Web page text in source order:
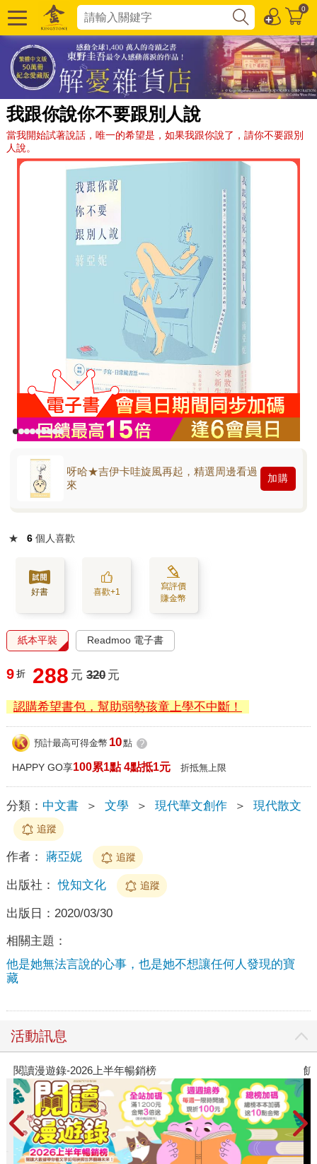
0
我跟你說你不要跟別人說
當我開始試著說話，唯一的希望是，如果我跟你說了，請你不要跟別
人說。
呀哈★吉伊卡哇旋風再起，精選周邊看過
來
加購
★ 6 個人喜歡
好書 喜歡+1
寫評價
賺金幣
紙本平裝 Readmoo 電子書
9 折 288 元 320 元
認購希望書包，幫助弱勢孩童上學不中斷！
預計最高可得金幣 10點 ?
HAPPY GO享100累1點 4點抵1元 折抵無上限
分類： 中文書 ＞ 文學 ＞ 現代華文創作 ＞ 現代散文
追蹤
作者： 蔣亞妮 追蹤
出版社： 悅知文化 追蹤
出版日： 2020/03/30
相關主題：
他是她無法言說的心事，也是她不想讓任何人發現的寶
藏
活動訊息
飢餓遊戲前傳贈早優券